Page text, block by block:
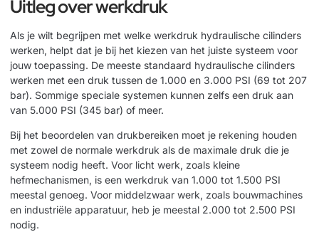
Uitleg over werkdruk
Als je wilt begrijpen met welke werkdruk hydraulische cilinders
werken, helpt dat je bij het kiezen van het juiste systeem voor
jouw toepassing. De meeste standaard hydraulische cilinders
werken met een druk tussen de 1.000 en 3.000 PSI (69 tot 207
bar). Sommige speciale systemen kunnen zelfs een druk aan
van 5.000 PSI (345 bar) of meer.
Bij het beoordelen van drukbereiken moet je rekening houden
met zowel de normale werkdruk als de maximale druk die je
systeem nodig heeft. Voor licht werk, zoals kleine
hefmechanismen, is een werkdruk van 1.000 tot 1.500 PSI
meestal genoeg. Voor middelzwaar werk, zoals bouwmachines
en industriële apparatuur, heb je meestal 2.000 tot 2.500 PSI
nodig.